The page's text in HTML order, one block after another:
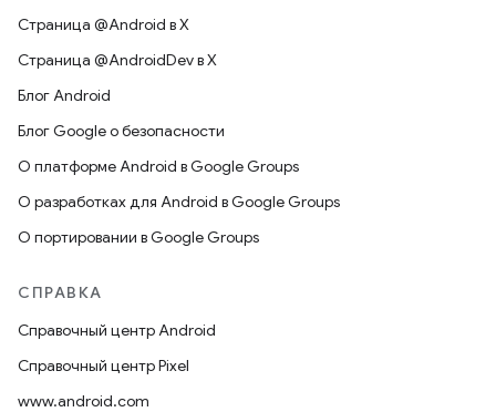
Страница @Android в X
Страница @AndroidDev в X
Блог Android
Блог Google о безопасности
О платформе Android в Google Groups
О разработках для Android в Google Groups
О портировании в Google Groups
СПРАВКА
Справочный центр Android
Справочный центр Pixel
www.android.com